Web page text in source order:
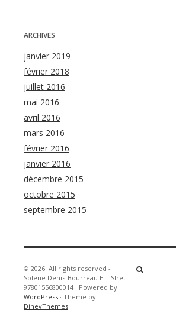
ARCHIVES
janvier 2019
février 2018
juillet 2016
mai 2016
avril 2016
mars 2016
février 2016
janvier 2016
décembre 2015
octobre 2015
septembre 2015
© 2026 All rights reserved -
Solene Denis-Bourreau EI - SIret
97801556800014 · Powered by
WordPress · Theme by
DinevThemes